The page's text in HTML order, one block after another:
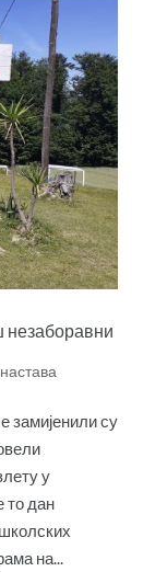
незаборавни
замијенили су
у
то дан
на...